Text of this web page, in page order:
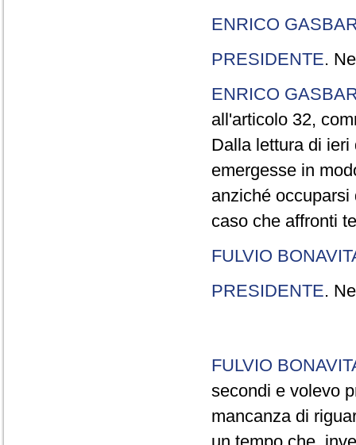
ENRICO
PRESIDENTE.
ENRICO
all'articolo 32,
Dalla lettura di
emergesse in
anziché
caso che affronti
FULVIO
PRESIDENTE.
FULVIO
secondi e volevo
mancanza di